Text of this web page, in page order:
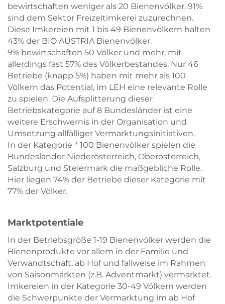
Skip to main content
Skip to main content
bewirtschaften weniger als 20 Bienenvölker. 91%
sind dem Sektor Freizeitimkerei zuzurechnen.
Diese Imkereien mit 1 bis 49 Bienenvölkern halten
43% der BIO AUSTRIA Bienenvölker.
9% bewirtschaften 50 Völker und mehr, mit
allerdings fast 57% des Völkerbestandes. Nur 46
Betriebe (knapp 5%) haben mit mehr als 100
Völkern das Potential, im LEH eine relevante Rolle
zu spielen. Die Aufsplitterung dieser
Betriebskategorie auf 8 Bundesländer ist eine
weitere Erschwernis in der Organisation und
Umsetzung allfälliger Vermarktungsinitiativen.
In der Kategorie ³ 100 Bienenvölker spielen die
Bundesländer Niederösterreich, Oberösterreich,
Salzburg und Steiermark die maßgebliche Rolle.
Hier liegen 74% der Betriebe dieser Kategorie mit
77% der Völker.
Marktpotentiale
In der Betriebsgröße 1-19 Bienenvölker werden die
Bienenprodukte vor allem in der Familie und
Verwandtschaft, ab Hof und fallweise im Rahmen
von Saisonmärkten (z.B. Adventmarkt) vermarktet.
Imkereien in der Kategorie 30-49 Völkern werden
die Schwerpunkte der Vermarktung im ab Hof